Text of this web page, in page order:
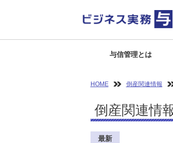
与信管理とは
HOME 倒産関連情報
倒産関連情
最新